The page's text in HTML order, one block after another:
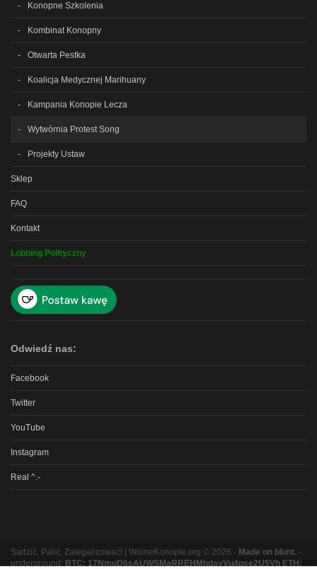
Konopne Szkolenia
Kombinat Konopny
Otwarta Pestka
Koalicja Medycznej Marihuany
Kampania Konopie Lecza
Wytwórnia Protest Song
Projekty Ustaw
Sklep
FAQ
Kontakt
Lobbing Polityczny
Odwiedź nas:
Facebook
Twitter
YouTube
Instagram
Real ^.-
Sadzić, Palić, Zalegalizować! | WolneKonopie.org © 2026 - Made on blunt. -
underground: BTC: 17NmuD6sAUWSMaRREHMhdavVu4pse2U5Vh ETH: